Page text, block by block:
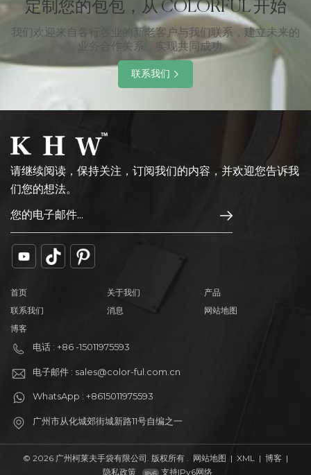
定制您的包包，从 COLORFUL 开始
我们欢迎来自各行各业的新老客户与我们联系，建立未来的
业务合作关系，实现共同成功。
联系我们
请继续阅读，保持关注，订阅我们的内容，并欢迎您告诉我
们您的想法。
首页 关于我们
产品
联系我们
消息
网站地图
博客
电话 : +86 -15011975593
电子邮件 : sales@color-ful.com.cn
WhatsApp : +8615011975593
广州市从化城郊街城新路11号自编之一
© 2026 广州柯莱夫手袋有限公司. 版权所有 . 网站地图 | XML | 博客 |
隐私政策
支持IPv6网络